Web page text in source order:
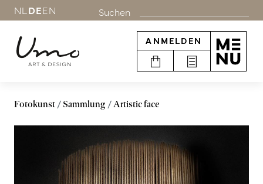
NL DEEN Suchen
ANMELDEN
Fotokunst Sammlung Artistic face